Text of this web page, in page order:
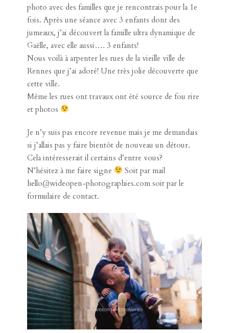
photo avec des familles que je rencontrais pour la 1e
fois. Après une séance avec 3 enfants dont des
jumeaux, j’ai découvert la famille ultra dynamique de
Gaëlle, avec elle aussi…. 3 enfants!
Nous voilà à arpenter les rues de la vieille ville de
Rennes que j’ai adoré! Une très jolie découverte que
cette ville.
Même les rues ont travaux ont été source de fou rire
et photos
Je n’y suis pas encore revenue mais je me demandais
si j’allais pas y faire bientôt de nouveau un détour.
Cela intéresserait il certains d’entre vous?
N’hésitez à me faire signe
Soit par mail
hello@wideopen-photographies.com soit par le
formulaire de contact.